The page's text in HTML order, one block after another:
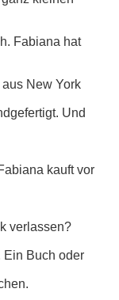
Fabiana hat
New York
Und
kauft vor
verlassen?
Ein Buch oder